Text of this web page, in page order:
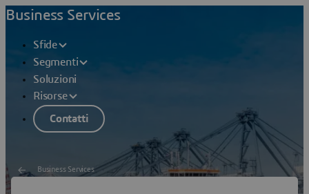
Business Services
Sfide
Segmenti
Soluzioni
Risorse
Contatti
Business Services